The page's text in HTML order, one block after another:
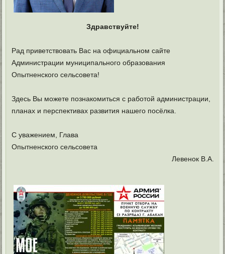
Здравствуйте!
Рад приветствовать Вас на официальном сайте
Администрации муниципального образования
Опытненского сельсовета!
Здесь Вы можете познакомиться с работой администрации,
планах и перспективах развития нашего посёлка.
С уважением, Глава
Опытненского сельсовета
Левенок В.А.